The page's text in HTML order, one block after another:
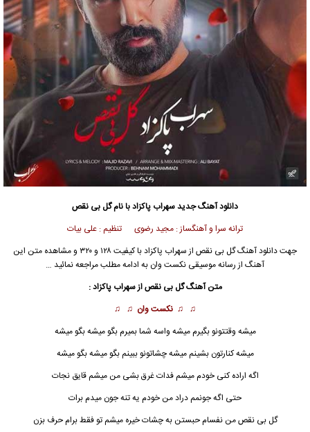
دانلود آهنگ جدیدسهراب پاکزادبا نام گل بی نقص
ترانه سرا و آهنگساز : مجید رضوی تنظیم : علی بیات
جهتدانلود آهنگگل بی نقص از سهراب پاکزاد
با کیفیت ۱۲۸ و ۳۲۰ و مشاهده متن این
آهنگ از رسانه موسیقی نکست وان به ادامه مطلب مراجعه نمائید …
متن آهنگ گل بی نقص ازسهراب پاکزاد:
♫ ♫ نکست وان ♫ ♫
میشه وقتتونو بگیرم میشه واسه شما بمیرم بگو میشه بگو میشه
میشه کنارتون بشینم میشه چشاتونو ببینم بگو میشه بگو میشه
اگه اراده کنی خودم میشم فدات غرق بشی من میشم قایق نجات
حتی اگه جونمم دراد من خودم یه تنه جون میدم برات
گل بی نقصمن نفسام حبستن به چشات خیره میشم تو فقط برام حرف بزن